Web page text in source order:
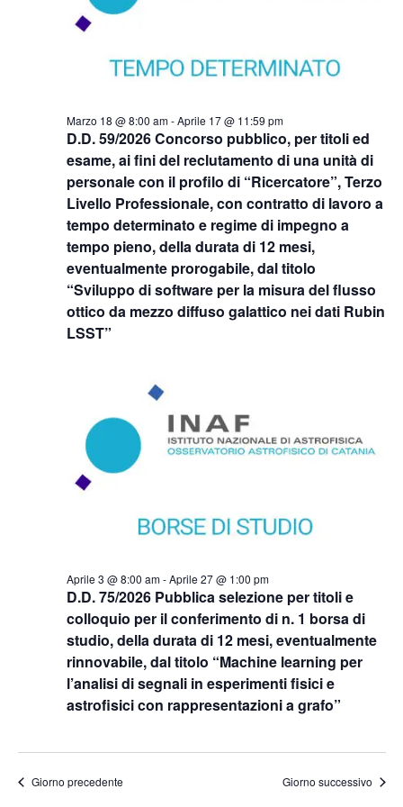
D.D. 59/2026 Concorso pubblico, per titoli ed
esame, ai fini del reclutamento di una unità di
personale con il profilo di “Ricercatore”, Terzo
Livello Professionale, con contratto di lavoro a
tempo determinato e regime di impegno a
tempo pieno, della durata di 12 mesi,
eventualmente prorogabile, dal titolo
“Sviluppo di software per la misura del flusso
ottico da mezzo diffuso galattico nei dati Rubin
LSST”
Marzo 18 @ 8:00 am-Aprile 17 @ 11:59 pm
D.D. 75/2026 Pubblica selezione per titoli e
colloquio per il conferimento di n. 1 borsa di
studio, della durata di 12 mesi, eventualmente
rinnovabile, dal titolo “Machine learning per
l’analisi di segnali in esperimenti fisici e
astrofisici con rappresentazioni a grafo”
Aprile 3 @ 8:00 am-Aprile 27 @ 1:00 pm
Giorno precedente Giorno successivo